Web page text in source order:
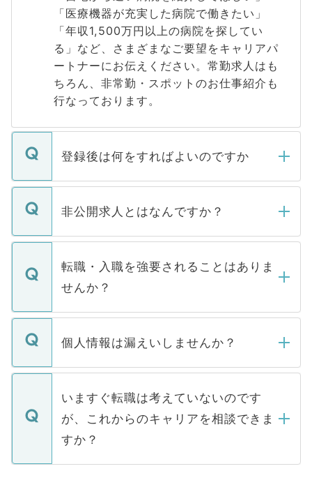
「医療機器が充実した病院で働きたい」
「年収1,500万円以上の病院を探してい
る」など、さまざまなご要望をキャリアパ
ートナーにお伝えください。常勤求人はも
ちろん、非常勤・スポットのお仕事紹介も
行なっております。
登録後は何をすればよいのですか
ご登録いただきましたら、弊社担当者がご
登録内容を確認し、その後メールもしくは
ます。通常、5営業日以内にはご連絡をせて
いただきますので、しばらくお待ちくださ
い。
非公開求人とはなんですか？
マイナビDOCTORで取り扱っている求人の
うち約3割は、Webサイトからご覧いただ
けない「非公開求人」です。非公開求人は
下記の理由によって、一般には公開してい
ません。
■応募殺到を避けるため 人気のある医療機
関を公にしてしまうと、応募が殺到する場
に、医療機関が求める条件に合った人材の
みを人材紹介会社に依頼するケースが増え
ています。
転職・入職を強要されることはありま
せんか？
転職・入職を強要することは一切ありませ
ん。また、仮に応募先から内定をいただい
定を承諾する必要はありません。内定先へ
の辞退の連絡はキャリアパートナーが行い
ますので、ご安心ください。
個人情報は漏えいしませんか？
個人情報が漏えいすることはありませんの
で、ご安心ください。当サイトからの登録
などで収集したご登録者様の個人情報は、
ご本人のキャリアアップおよび転職活動の
支援を目的に使用いたします。お預かりし
ているすべての個人データはご本人の許可
いますぐ転職は考えていないのです
が、これからのキャリアを相談できま
すか？